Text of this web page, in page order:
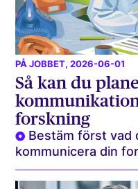
PÅ JOBBET, 2026-06-01
Så kan du
forskning
Bestäm först vad
kommunicera din